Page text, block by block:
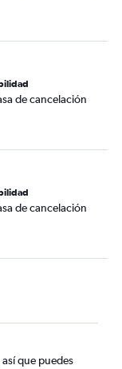
de cancelación
de cancelación
que puedes